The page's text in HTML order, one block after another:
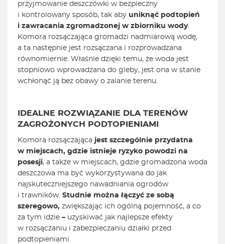
przyjmowanie deszczówki w bezpieczny
i kontrolowany sposób, tak aby uniknąć podtopień
i zawracania zgromadzonej w zbiorniku wody.
Komora rozsączająca gromadzi nadmiarową wodę,
a ta następnie jest rozsączana i rozprowadzana
równomiernie. Właśnie dzięki temu, że woda jest
stopniowo wprowadzana do gleby, jest ona w stanie
wchłonąć ją bez obawy o zalanie terenu.
IDEALNE ROZWIĄZANIE DLA TERENÓW
ZAGROŻONYCH PODTOPIENIAMI
Komora rozsączająca jest szczególnie przydatna
w miejscach, gdzie istnieje ryzyko powodzi na
posesji, a także w miejscach, gdzie gromadzona woda
deszczowa ma być wykorzystywana do jak
najskuteczniejszego nawadniania ogrodów
i trawników. Studnie można łączyć ze sobą
szeregowo, zwiększając ich ogólną pojemność, a co
za tym idzie – uzyskiwać jak najlepsze efekty
w rozsączaniu i zabezpieczaniu działki przed
podtopieniami.